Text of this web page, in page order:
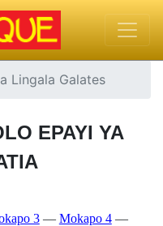
Lingala Galates
EPAYI YA
3— Mokapo 4—